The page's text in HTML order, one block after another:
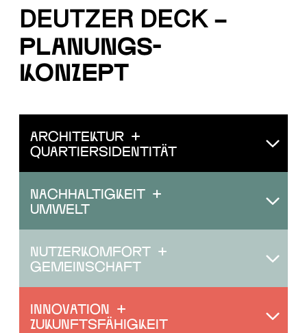
DEUTZER DECK –
Planungs-
konzept
Architektur +
Quartiersidentität
Nachhaltigkeit +
Umwelt
Nutzerkomfort +
Gemeinschaft
Innovation +
Zukunftsfähigkeit